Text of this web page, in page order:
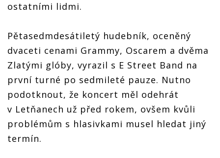
ostatními lidmi.
Pětasedmdesátiletý hudebník, oceněný
dvaceti cenami Grammy, Oscarem a dvěma
Zlatými glóby, vyrazil s E Street Band na
první turné po sedmileté pauze. Nutno
podotknout, že koncert měl odehrát
v Letňanech už před rokem, ovšem kvůli
problémům s hlasivkami musel hledat jiný
termín.